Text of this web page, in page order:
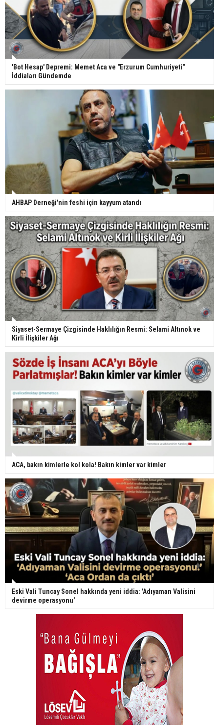
'Bot Hesap' Depremi: Memet Aca ve "Erzurum Cumhuriyeti"
İddiaları Gündemde
AHBAP Derneği'nin feshi için kayyum atandı
Siyaset-Sermaye Çizgisinde Haklılığın Resmi: Selami Altınok ve
Kirli İlişkiler Ağı
ACA, bakın kimlerle kol kola! Bakın kimler var kimler
Eski Vali Tuncay Sonel hakkında yeni iddia: 'Adıyaman Valisini
devirme operasyonu'